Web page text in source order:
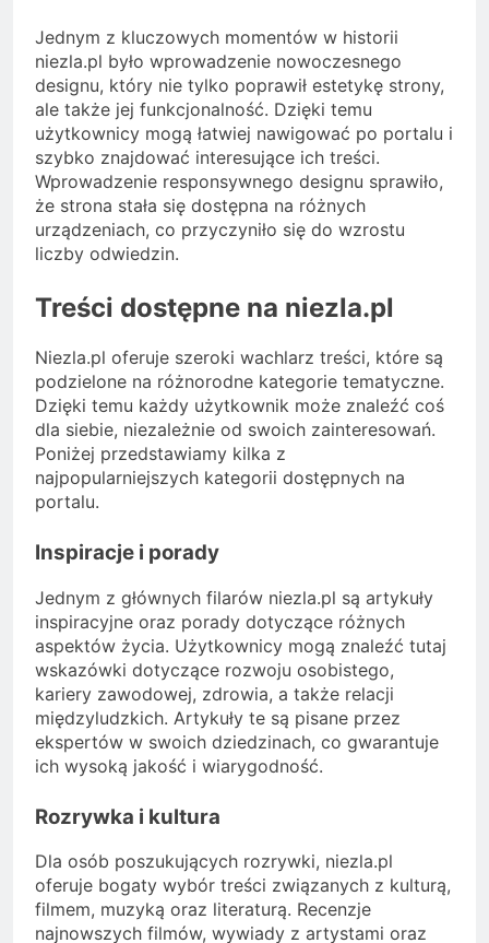
Jednym z kluczowych momentów w historii
niezla.pl było wprowadzenie nowoczesnego
designu, który nie tylko poprawił estetykę strony,
ale także jej funkcjonalność. Dzięki temu
użytkownicy mogą łatwiej nawigować po portalu i
szybko znajdować interesujące ich treści.
Wprowadzenie responsywnego designu sprawiło,
że strona stała się dostępna na różnych
urządzeniach, co przyczyniło się do wzrostu
liczby odwiedzin.
Treści dostępne na niezla.pl
Niezla.pl oferuje szeroki wachlarz treści, które są
podzielone na różnorodne kategorie tematyczne.
Dzięki temu każdy użytkownik może znaleźć coś
dla siebie, niezależnie od swoich zainteresowań.
Poniżej przedstawiamy kilka z
najpopularniejszych kategorii dostępnych na
portalu.
Inspiracje i porady
Jednym z głównych filarów niezla.pl są artykuły
inspiracyjne oraz porady dotyczące różnych
aspektów życia. Użytkownicy mogą znaleźć tutaj
wskazówki dotyczące rozwoju osobistego,
kariery zawodowej, zdrowia, a także relacji
międzyludzkich. Artykuły te są pisane przez
ekspertów w swoich dziedzinach, co gwarantuje
ich wysoką jakość i wiarygodność.
Rozrywka i kultura
Dla osób poszukujących rozrywki, niezla.pl
oferuje bogaty wybór treści związanych z kulturą,
filmem, muzyką oraz literaturą. Recenzje
najnowszych filmów, wywiady z artystami oraz